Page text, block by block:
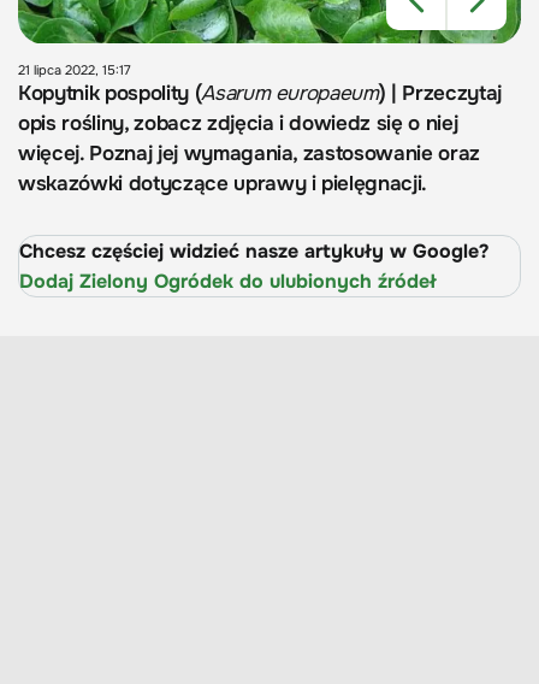
21 lipca 2022, 15:17
Kopytnik pospolity (Asarum europaeum) | Przeczytaj
opis rośliny, zobacz zdjęcia i dowiedz się o niej
więcej. Poznaj jej wymagania, zastosowanie oraz
wskazówki dotyczące uprawy i pielęgnacji.
Chcesz częściej widzieć nasze artykuły w Google?
Dodaj Zielony Ogródek do ulubionych źródeł